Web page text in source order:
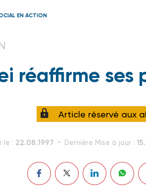
EN ACTION
réaffirme
Article réservé aux
le : 22.08.1997 Dernière Mise à jour :